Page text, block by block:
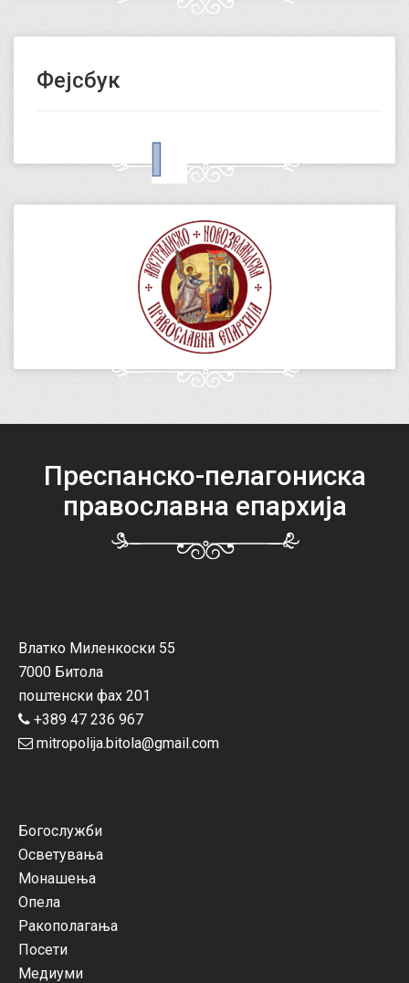
Фејсбук
Преспанско-пелагониска
православна епархија
Влатко Миленкоски 55
7000 Битола
поштенски фах 201
+389 47 236 967
mitropolija.bitola@gmail.com
Богослужби
Осветувања
Монашења
Опела
Ракополагања
Посети
Медиуми